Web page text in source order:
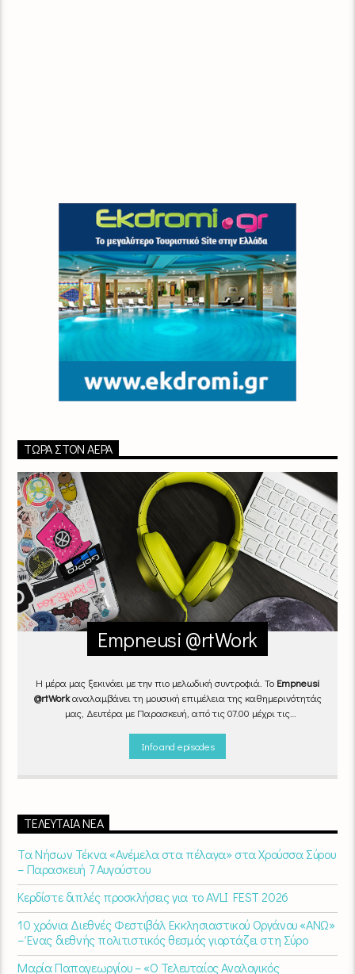
ΤΏΡΑ ΣΤΟΝ ΑΈΡΑ
Empneusi @rtWork
Η μέρα μας ξεκινάει με την πιο μελωδική συντροφιά. Το Empneusi
@rtWorkαναλαμβάνει τη μουσική επιμέλεια της καθημερινότητάς
μας, Δευτέρα με Παρασκευή, από τις 07.00 μέχρι τις
εναλλάσσονται αρμονικά, θυμίζοντάς μας πως δουλειά και
Καθημερινά(Δευτέρα-Παρασκευή)
Info and episodes
ΤΕΛΕΥΤΑΊΑ ΝΈΑ
Τα Νήσων Τέκνα «Ανέμελα στα πέλαγα» στα Χρούσσα Σύρου
– Παρασκευή 7 Αυγούστου
Κερδίστε διπλές προσκλήσεις για το AVLI FEST 2026
10 χρόνια Διεθνές Φεστιβάλ Εκκλησιαστικού Οργάνου «ΑΝΩ»
– Ένας διεθνής πολιτιστικός θεσμός γιορτάζει στη Σύρο​
Μαρία Παπαγεωργίου – «Ο Τελευταίος Αναλογικός